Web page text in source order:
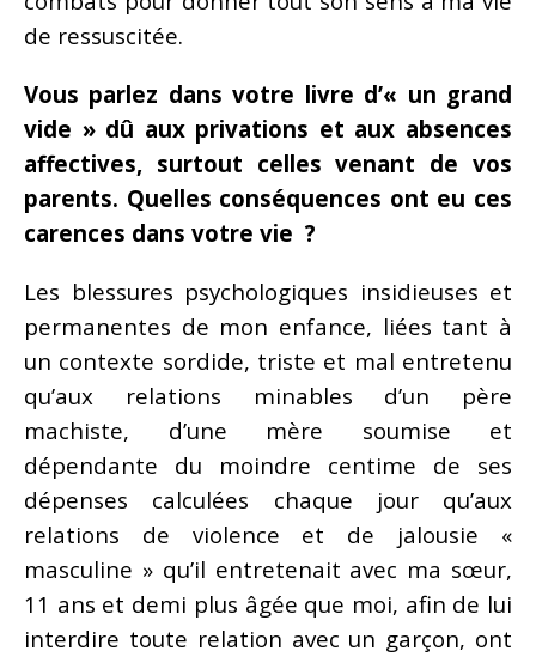
de ressuscitée.
Vous parlez dans votre livre d’« un grand
vide » dû aux privations et aux absences
affectives, surtout celles venant de vos
parents. Quelles conséquences ont eu ces
carences dans votre vie ?
Les blessures psychologiques insidieuses et
permanentes de mon enfance, liées tant à
un contexte sordide, triste et mal entretenu
qu’aux relations minables d’un père
machiste, d’une mère soumise et
dépendante du moindre centime de ses
dépenses calculées chaque jour qu’aux
relations de violence et de jalousie «
masculine » qu’il entretenait avec ma sœur,
11 ans et demi plus âgée que moi, afin de lui
interdire toute relation avec un garçon, ont